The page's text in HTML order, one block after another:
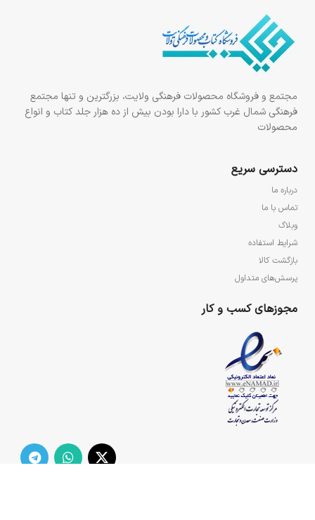
مجتمع و فروشگاه محصولات فرهنگی ولایت، بزرگترین و تنها مجتمع
فرهنگی شمال غرب کشور با دارا بودن بیش از ده هزار جلد کتاب و انواع
محصولات
دسترسی سریع
درباره ما
تماس با ما
وبلاگ
شرایط استفاده
بازگشت کالا
پرسش‌های متداول
مجوزهای کسب و کار